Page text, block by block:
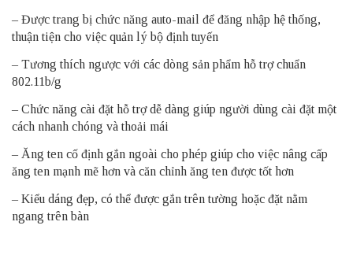
– Được trang bị chức năng auto-mail để đăng nhập hệ thống,
thuận tiện cho việc quản lý bộ định tuyến
– Tương thích ngược với các dòng sản phẩm hỗ trợ chuẩn
802.11b/g
– Chức năng cài đặt hỗ trợ dễ dàng giúp người dùng cài đặt một
cách nhanh chóng và thoải mái
– Ăng ten cố định gắn ngoài cho phép giúp cho việc nâng cấp
ăng ten mạnh mẽ hơn và căn chỉnh ăng ten được tốt hơn
– Kiểu dáng đẹp, có thể được gắn trên tường hoặc đặt nằm
ngang trên bàn